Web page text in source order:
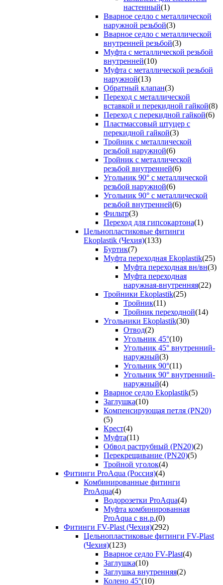
настенный(1)
Вварное седло с металлической
наружной резьбой(3)
Вварное седло с металлической
внутренней резьбой(3)
Муфта с металлической резьбой
внутренней(10)
Муфта с металлической резьбой
наружной(13)
Обратный клапан(3)
Переход с металлической
вставкой и перекидной гайкой(8)
Переход с перекидной гайкой(6)
Пластмассовый штуцер с
перекидной гайкой(3)
Тройник с металлической
резьбой наружной(6)
Тройник с металлической
резьбой внутренней(6)
Угольник 90° с металлической
резьбой наружной(6)
Угольник 90° с металлической
резьбой внутренней(6)
Фильтр(3)
Переход для гипсокартона(1)
Цельнопластиковые фитинги
Ekoplastik (Чехия)(133)
Буртик(7)
Муфта переходная Ekoplastik(25)
Муфта переходная вн/вн(3)
Муфта переходная
наружная-внутренняя(22)
Тройники Ekoplastik(25)
Тройник(11)
Тройник переходной(14)
Угольники Ekoplastik(30)
Отвод(2)
Угольник 45°(10)
Угольник 45° внутренний-
наружный(3)
Угольник 90°(11)
Угольник 90° внутренний-
наружный(4)
Вварное седло Ekoplastik(5)
Заглушка(10)
Компенсирующая петля (PN20)
(5)
Крест(4)
Муфта(11)
Обвод раструбный (PN20)(2)
Перекрещивание (PN20)(5)
Тройной уголок(4)
Фитинги ProAqua (Россия)(4)
Комбинированные фитинги
ProAqua(4)
Водорозетки ProAqua(4)
Муфта комбинированная
ProAqua с вн.р.(0)
Фитинги FV-Plast (Чехия)(292)
Цельнопластиковые фитинги FV-Plast
(Чехия)(123)
Вварное седло FV-Plast(4)
Заглушка(10)
Заглушка внутренняя(2)
Колено 45°(10)